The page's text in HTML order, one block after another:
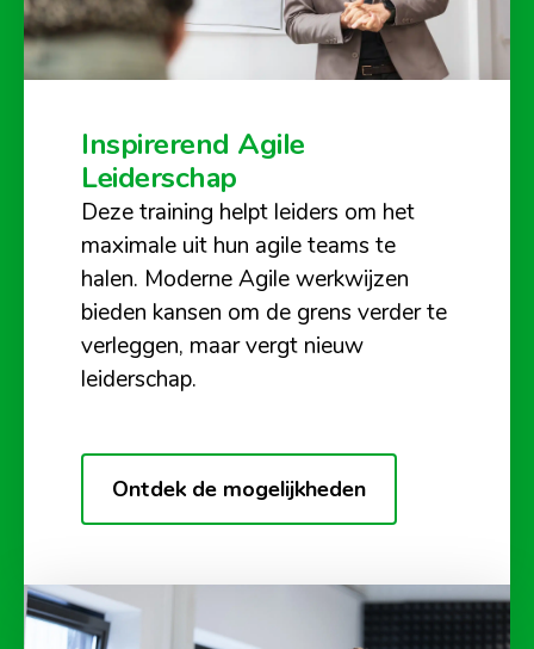
Inspirerend Agile
Leiderschap
Deze training helpt leiders om het
maximale uit hun agile teams te
halen. Moderne Agile werkwijzen
bieden kansen om de grens verder te
verleggen, maar vergt nieuw
leiderschap.
Ontdek de mogelijkheden